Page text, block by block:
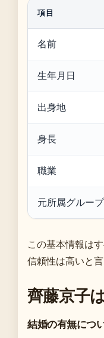
項目
名前
生年月日
出身地
身長
職業
元所属グループ
この基本情報は
信頼性は高いと言
齊藤京子
結婚の有無につ